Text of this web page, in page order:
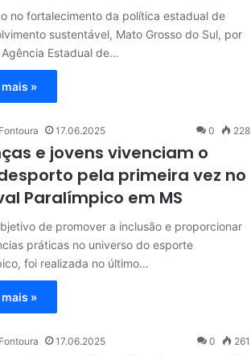
no fortalecimento da política estadual de
sustentável, Mato Grosso do Sul, por
Estadual de…
mais »
17.06.2025 0 228
e jovens vivenciam o
pela primeira vez no
Paralímpico em MS
de promover a inclusão e proporcionar
práticas no universo do esporte
foi realizada no último…
mais »
17.06.2025 0 261